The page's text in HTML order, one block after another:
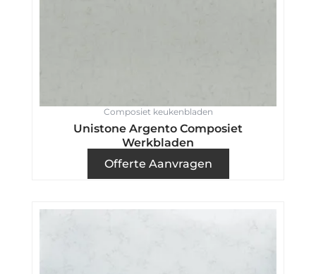
Composiet keukenbladen
Unistone Argento Composiet
Werkbladen
Offerte Aanvragen